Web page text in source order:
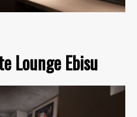
Lounge Ebisu